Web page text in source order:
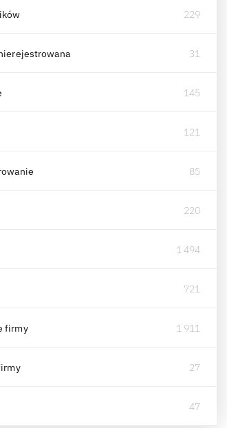
229
31
145
121
85
220
1 494
721
firmy 1 911
27
47